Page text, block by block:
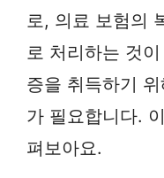
로, 의료 보험의
로 처리하는 것
증을 취득하기
가 필요합니다.
펴보아요.